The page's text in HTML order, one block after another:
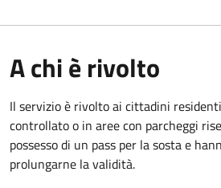
A chi è rivolto
Il servizio è rivolto ai cittadini
controllato o in aree con parcheggi
possesso di un pass per la sosta e
prolungarne la validità.